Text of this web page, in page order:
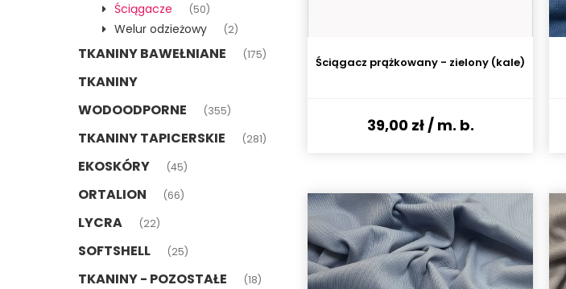
Ściągacze (50)
Welur odzieżowy (2)
TKANINY BAWEŁNIANE (175)
TKANINY
WODOODPORNE
(355)
TKANINY TAPICERSKIE (281)
EKOSKÓRY (45)
ORTALION (66)
LYCRA (22)
SOFTSHELL (25)
TKANINY - POZOSTAŁE (18)
Ściągacz prążkowany - zielony (kale)
39,00 zł/ m. b.